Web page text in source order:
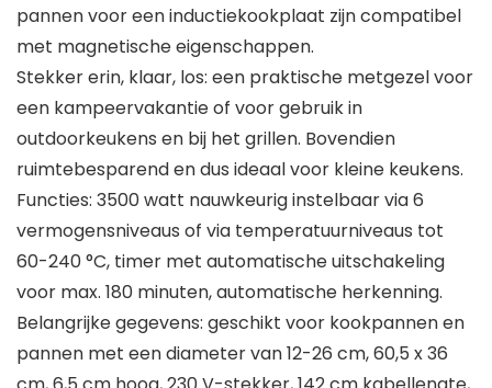
pannen voor een inductiekookplaat zijn compatibel
met magnetische eigenschappen.
Stekker erin, klaar, los: een praktische metgezel voor
een kampeervakantie of voor gebruik in
outdoorkeukens en bij het grillen. Bovendien
ruimtebesparend en dus ideaal voor kleine keukens.
Functies: 3500 watt nauwkeurig instelbaar via 6
vermogensniveaus of via temperatuurniveaus tot
60-240 °C, timer met automatische uitschakeling
voor max. 180 minuten, automatische herkenning.
Belangrijke gegevens: geschikt voor kookpannen en
pannen met een diameter van 12-26 cm, 60,5 x 36